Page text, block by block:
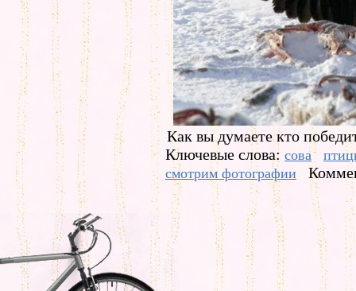
Как вы думаете кто
Ключевые слова: сова
смотрим фотографии